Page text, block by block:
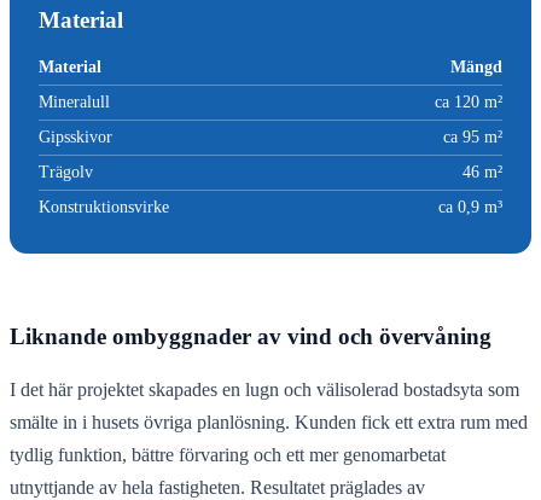
Material
Material
Mängd
Mineralull
ca 120 m²
Gipsskivor
ca 95 m²
Trägolv
46 m²
Konstruktionsvirke
ca 0,9 m³
Liknande ombyggnader av vind och övervåning
I det här projektet skapades en lugn och välisolerad bostadsyta som
smälte in i husets övriga planlösning. Kunden fick ett extra rum med
tydlig funktion, bättre förvaring och ett mer genomarbetat
utnyttjande av hela fastigheten. Resultatet präglades av